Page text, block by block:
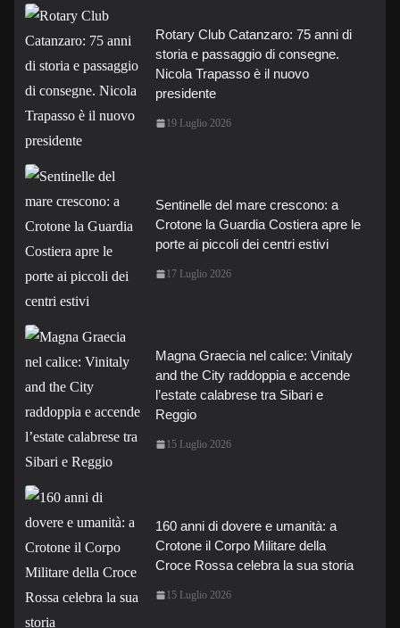
Rotary Club Catanzaro: 75 anni di
storia e passaggio di consegne.
Nicola Trapasso è il nuovo
presidente
19 Luglio 2026
Sentinelle del mare crescono: a
Crotone la Guardia Costiera apre le
porte ai piccoli dei centri estivi
17 Luglio 2026
Magna Graecia nel calice: Vinitaly
and the City raddoppia e accende
l’estate calabrese tra Sibari e
Reggio
15 Luglio 2026
160 anni di dovere e umanità: a
Crotone il Corpo Militare della
Croce Rossa celebra la sua storia
15 Luglio 2026